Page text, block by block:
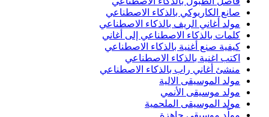
صانع الكاريوكي بالذكاء الاصطناعي
مولد أغاني الريف بالذكاء الاصطناعي
كلمات بالذكاء الاصطناعي إلى أغاني
كيفية صنع أغنية بالذكاء الاصطناعي
اكتب اغنية بالذكاء الاصطناعي
منشئ أغاني راب بالذكاء الاصطناعي
مولد الموسيقى الالية
مولد موسيقى الأنمي
مولد الموسيقى الملحمية
مولّد موسيقى جاهزة